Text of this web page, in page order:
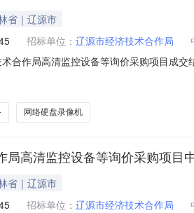
省｜辽源市
招标单位： 辽源市经济技术合作局
合作局高清监控设备等询价采购项目成
：辽源飞豪网络科技有限责任公司8、成
网络硬盘录像机
局高清监控设备等询价采购项目
省｜辽源市
招标单位： 辽源市经济技术合作局